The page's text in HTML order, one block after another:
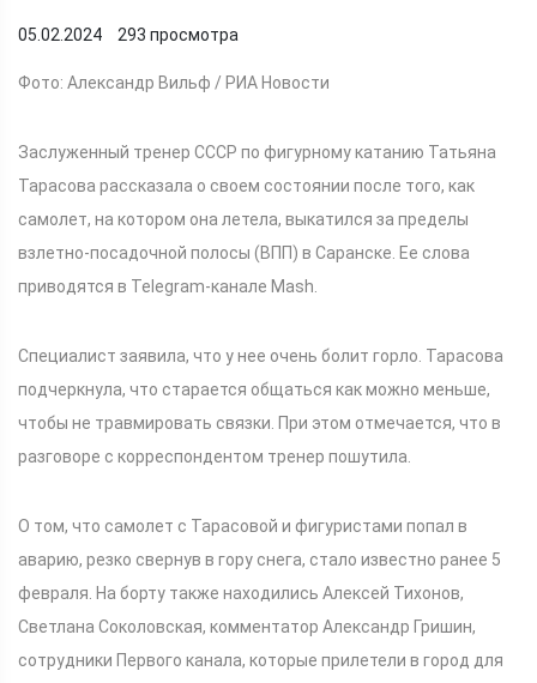
05.02.2024 293 просмотра
Фото: Александр Вильф / РИА Новости
Заслуженный тренер СССР по фигурному катанию Татьяна
Тарасова рассказала о своем состоянии после того, как
самолет, на котором она летела, выкатился за пределы
взлетно-посадочной полосы (ВПП) в Саранске. Ее слова
приводятся в Telegram-канале Mash.
Специалист заявила, что у нее очень болит горло. Тарасова
подчеркнула, что старается общаться как можно меньше,
чтобы не травмировать связки. При этом отмечается, что в
разговоре с корреспондентом тренер пошутила.
О том, что самолет с Тарасовой и фигуристами попал в
аварию, резко свернув в гору снега, стало известно ранее 5
февраля. На борту также находились Алексей Тихонов,
Светлана Соколовская, комментатор Александр Гришин,
сотрудники Первого канала, которые прилетели в город для